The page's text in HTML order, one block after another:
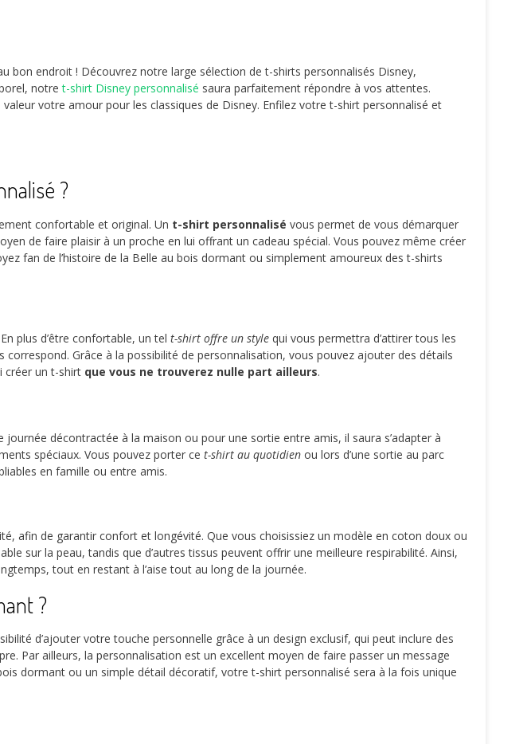
bon endroit ! Découvrez notre large sélection de t-shirts personnalisés Disney,
notret-shirt Disney personnalisé saura parfaitement répondre à vos attentes.
votre amour pour les classiques de Disney. Enfilez votre t-shirt personnalisé et
?
confortable et original. Un t-shirt personnalisé vous permet de vous démarquer
de faire plaisir à un proche en lui offrant un cadeau spécial. Vous pouvez même créer
fan de l’histoire de la Belle au bois dormant ou simplement amoureux des t-shirts
plus d’être confortable, un tel t-shirt offre un style qui vous permettra d’attirer tous les
Grâce à la possibilité de personnalisation, vous pouvez ajouter des détails
créer un t-shirt que vous ne trouverez nulle part ailleurs.
décontractée à la maison ou pour une sortie entre amis, il saura s’adapter à
spéciaux. Vous pouvez porter ce t-shirt au quotidien ou lors d’une sortie au parc
en famille ou entre amis.
afin de garantir confort et longévité. Que vous choisissiez un modèle en coton doux ou
sur la peau, tandis que d’autres tissus peuvent offrir une meilleure respirabilité. Ainsi,
tout en restant à l’aise tout au long de la journée.
?
d’ajouter votre touche personnelle grâce à un design exclusif, qui peut inclure des
Par ailleurs, la personnalisation est un excellent moyen de faire passer un message
dormant ou un simple détail décoratif, votre t-shirt personnalisé sera à la fois unique